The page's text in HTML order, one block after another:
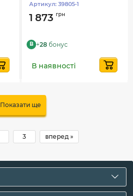
Артикул: 39805-1
1 873 грн
B +28 бонус
В наявності
Показати ще
3 вперед »